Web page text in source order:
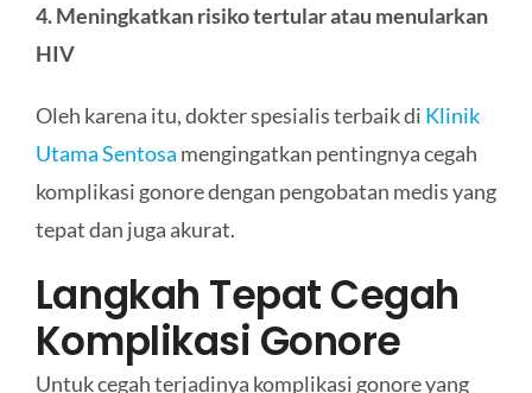
4. Meningkatkan risiko tertular atau menularkan
HIV
Oleh karena itu, dokter spesialis terbaik di Klinik
Utama Sentosa mengingatkan pentingnya cegah
komplikasi gonore dengan pengobatan medis yang
tepat dan juga akurat.
Langkah Tepat Cegah
Komplikasi Gonore
Untuk cegah terjadinya komplikasi gonore yang